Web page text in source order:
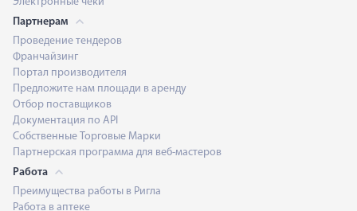
Партнерам
Проведение тендеров
Франчайзинг
Портал производителя
Предложите нам площади в аренду
Отбор поставщиков
Документация по API
Собственные Торговые Марки
Партнерская программа для веб-мастеров
Работа
Преимущества работы в Ригла
Работа в аптеке